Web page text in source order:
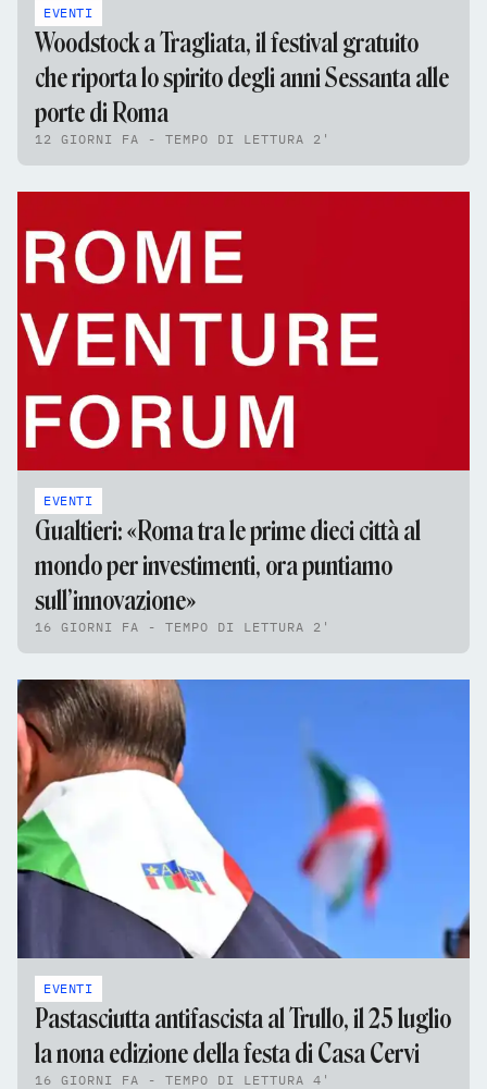
EVENTI
Woodstock a Tragliata, il festival gratuito
che riporta lo spirito degli anni Sessanta alle
porte di Roma
12 GIORNI FA - TEMPO DI LETTURA 2'
EVENTI
Gualtieri: «Roma tra le prime dieci città al
mondo per investimenti, ora puntiamo
sull’innovazione»
16 GIORNI FA - TEMPO DI LETTURA 2'
EVENTI
Pastasciutta antifascista al Trullo, il 25 luglio
la nona edizione della festa di Casa Cervi
16 GIORNI FA - TEMPO DI LETTURA 4'